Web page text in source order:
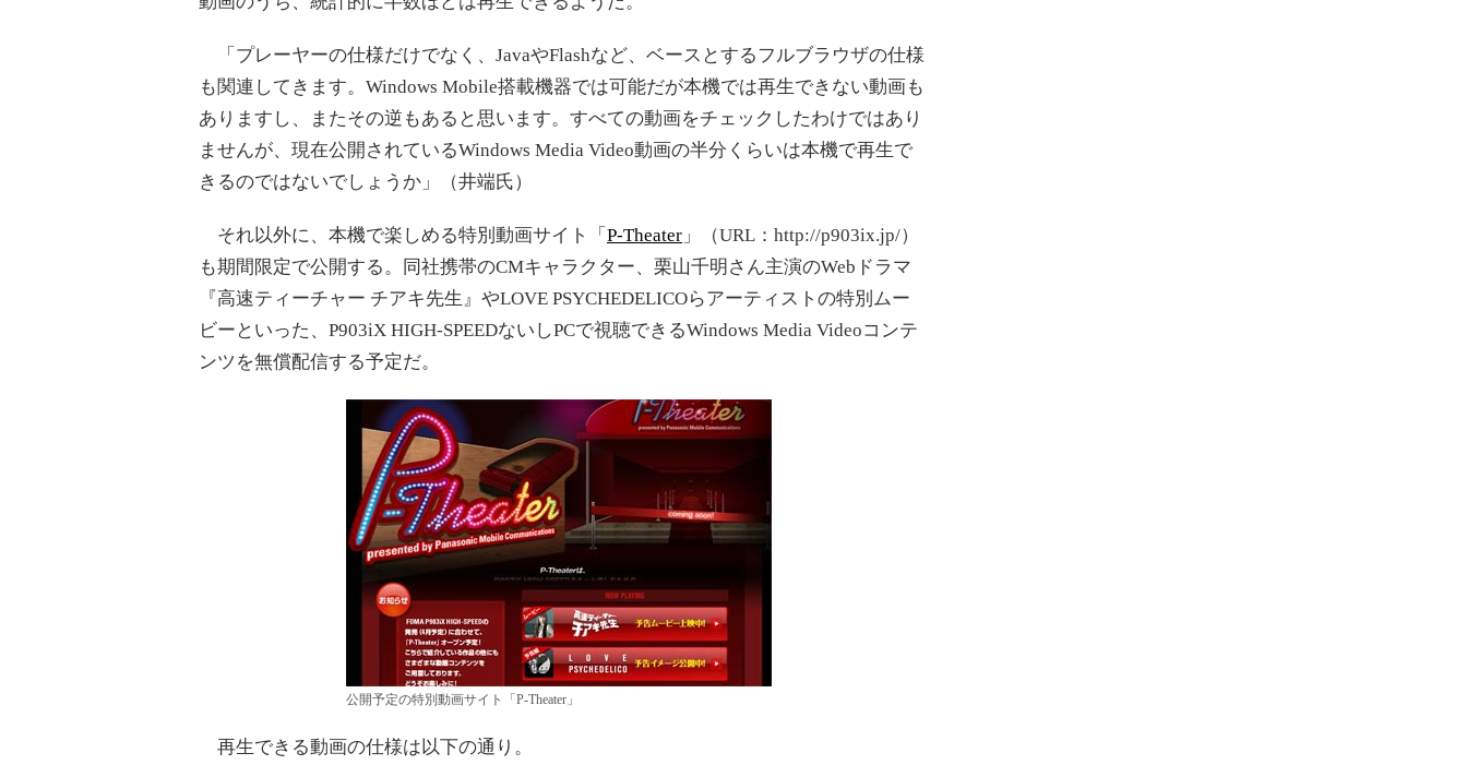
「プレーヤーの仕様だけでなく、JavaやFlashなど、ベースとするフルブラウザの仕様
も関連してきます。Windows Mobile搭載機器では可能だが本機では再生できない動画も
ありますし、またその逆もあると思います。すべての動画をチェックしたわけではあり
ませんが、現在公開されているWindows Media Video動画の半分くらいは本機で再生で
きるのではないでしょうか」（井端氏）
それ以外に、本機で楽しめる特別動画サイト「 P-Theater 」（URL：http://p903ix.jp/）
も期間限定で公開する。同社携帯のCMキャラクター、栗山千明さん主演のWebドラマ
『高速ティーチャー チアキ先生』やLOVE PSYCHEDELICOらアーティストの特別ムー
ビーといった、P903iX HIGH-SPEEDないしPCで視聴できるWindows Media Videoコンテ
ンツを無償配信する予定だ。
公開予定の特別動画サイト「P-Theater」
再生できる動画の仕様は以下の通り。